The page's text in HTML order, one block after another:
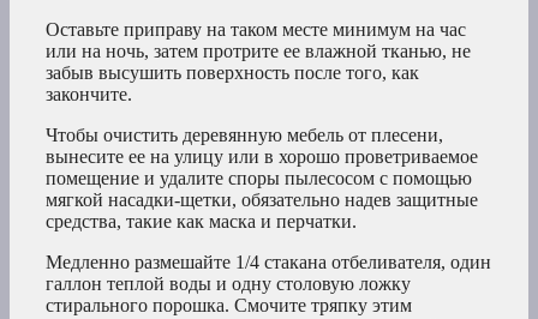
Оставьте приправу на таком месте минимум на час
или на ночь, затем протрите ее влажной тканью, не
забыв высушить поверхность после того, как
закончите.
Чтобы очистить деревянную мебель от плесени,
вынесите ее на улицу или в хорошо проветриваемое
помещение и удалите споры пылесосом с помощью
мягкой насадки-щетки, обязательно надев защитные
средства, такие как маска и перчатки.
Медленно размешайте 1/4 стакана отбеливателя, один
галлон теплой воды и одну столовую ложку
стирального порошка. Смочите тряпку этим